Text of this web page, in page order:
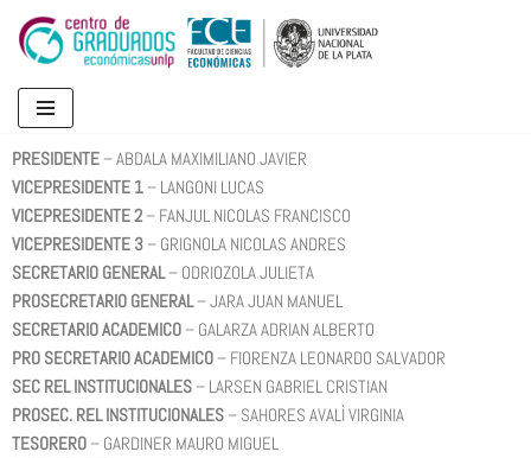
Ir
al
contenido
PRESIDENTE – ABDALA MAXIMILIANO JAVIER
VICEPRESIDENTE 1 – LANGONI LUCAS
VICEPRESIDENTE 2 – FANJUL NICOLAS FRANCISCO
VICEPRESIDENTE 3 – GRIGNOLA NICOLAS ANDRES
SECRETARIO GENERAL– ODRIOZOLA JULIETA
PROSECRETARIO GENERAL– JARA JUAN MANUEL
SECRETARIO ACADEMICO – GALARZA ADRIAN ALBERTO
PRO SECRETARIO ACADEMICO – FIORENZA LEONARDO SALVADOR
SEC REL INSTITUCIONALES – LARSEN GABRIEL CRISTIAN
PROSEC. REL INSTITUCIONALES – SAHORES AVALÌ VIRGINIA
TESORERO – GARDINER MAURO MIGUEL